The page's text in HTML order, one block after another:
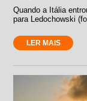
Quando a Itália
para Ledochowski
LER MAIS